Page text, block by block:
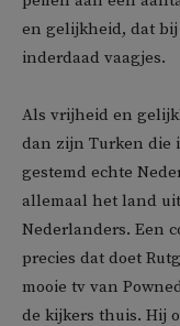
en gelijkheid, dat bij
inderdaad vaagjes.
Als vrijheid en
dan zijn Turken die
gestemd echte
allemaal het land
Nederlanders. Een
precies dat doet
mooie tv van
de kijkers thuis. Hij